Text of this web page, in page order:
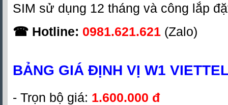
SIM sử dụng 12 tháng và công lắp
☎ Hotline: 0981.621.621 (Zalo)
BẢNG GIÁ ĐỊNH VỊ W1
- Trọn bộ giá: 1.600.000 đ